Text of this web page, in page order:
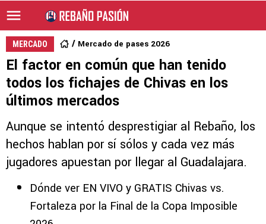
MERCADO Mercado de pases 2026
El factor en común que han tenido
todos los fichajes de Chivas en los
últimos mercados
Aunque se intentó desprestigiar al Rebaño, los
hechos hablan por sí sólos y cada vez más
jugadores apuestan por llegar al Guadalajara.
Dónde ver EN VIVO y GRATIS Chivas vs.
Fortaleza por la Final de la Copa Imposible